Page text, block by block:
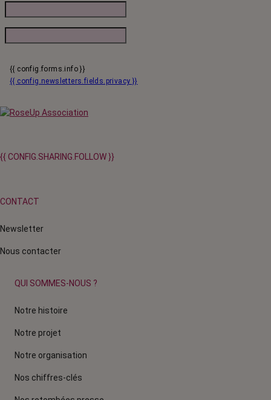
{{ config.forms.info }}
{{ config.newsletters.fields.privacy }}
{{ CONFIG.SHARING.FOLLOW }}
CONTACT
Newsletter
Nous contacter
QUI SOMMES-NOUS ?
Notre histoire
Notre projet
Notre organisation
Nos chiffres-clés